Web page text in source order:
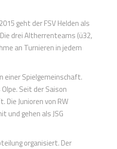
geht der FSV Helden als
drei Altherrenteams (ü32,
an Turnieren in jedem
einer Spielgemeinschaft.
Seit der Saison
Junioren von RW
und gehen als JSG
organisiert. Der